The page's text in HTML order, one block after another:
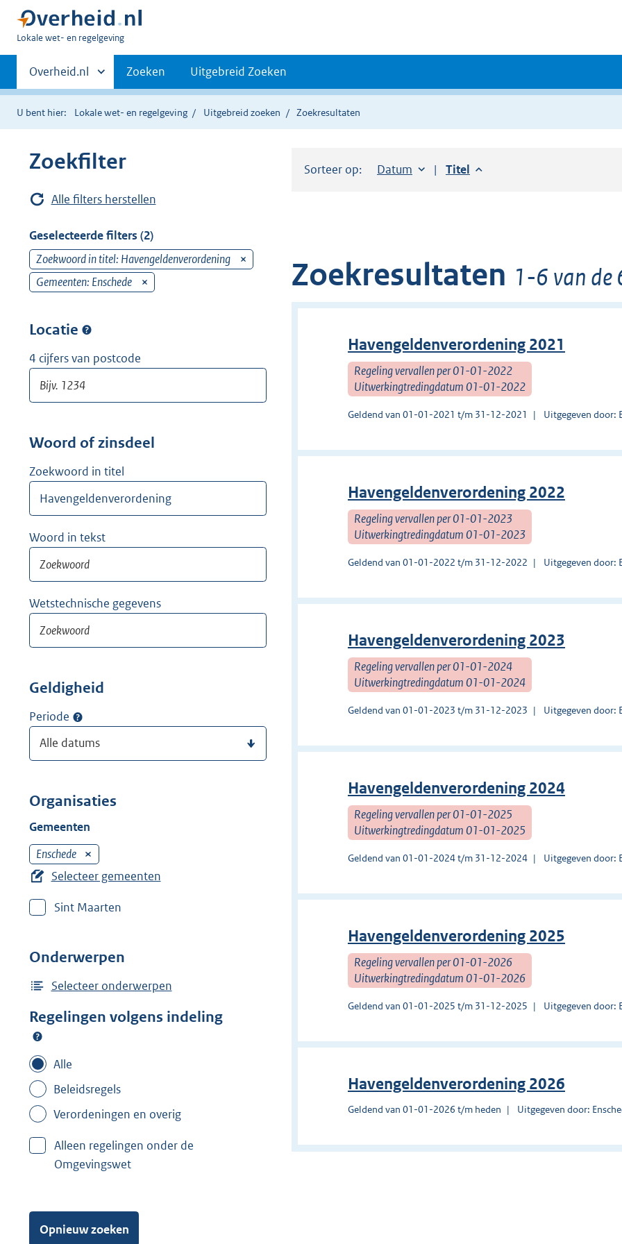
U
hier:
Lokale wet- en regelgeving
Primaire
navigatie
Andere
sites
binnen
Overheid.nl Zoeken Uitgebreid Zoeken
U bent hier: Lokale wet- en regelgeving Uitgebreid zoeken Zoekresultaten
Zoekfilter
Alle filters herstellen
Geselecteerde filters (2)
Zoekwoord in titel: Havengeldenverordening
d
Gemeenten: Enschede
i
Locatie
4 cijfers van postcode
Woord of zinsdeel
Zoekwoord in titel
Woord in tekst
Wetstechnische gegevens
Geldigheid
Periode
Organisaties
Gemeenten
Enschede
e
w
d
e
f
e
r
E
n
c
h
Selecteer gemeenten
Sint Maarten
Onderwerpen
Selecteer onderwerpen
Regelingen volgens indeling
Alle
Beleidsregels
Verordeningen en overig
Alleen regelingen onder de
Omgevingswet
Opnieuw zoeken
Sorteer op: Sorteer op:
Datum aflopendSorteer op:
Titel aflopend
Zoekresultaten 1-6 van de
Havengeldenverordening 2021
Regeling vervallen per 01-01-2022
Uitwerkingtredingdatum 01-01-2022
Geldend van 01-01-2021 t/m 31-12-2021 Uitgegeven door:
Havengeldenverordening 2022
Regeling vervallen per 01-01-2023
Uitwerkingtredingdatum 01-01-2023
Geldend van 01-01-2022 t/m 31-12-2022 Uitgegeven door:
Havengeldenverordening 2023
Regeling vervallen per 01-01-2024
Uitwerkingtredingdatum 01-01-2024
Geldend van 01-01-2023 t/m 31-12-2023 Uitgegeven door:
Havengeldenverordening 2024
Regeling vervallen per 01-01-2025
Uitwerkingtredingdatum 01-01-2025
Geldend van 01-01-2024 t/m 31-12-2024 Uitgegeven door:
Havengeldenverordening 2025
Regeling vervallen per 01-01-2026
Uitwerkingtredingdatum 01-01-2026
Geldend van 01-01-2025 t/m 31-12-2025 Uitgegeven door:
Havengeldenverordening 2026
Geldend van 01-01-2026 t/m heden Uitgegeven door: